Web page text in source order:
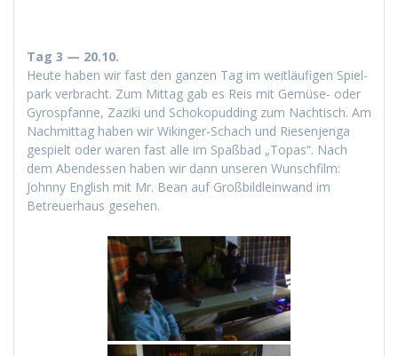
Tag 3 — 20.10.
Heute haben wir fast den ganzen Tag im weitläu­fi­gen Spiel­
park ver­bracht. Zum Mit­tag gab es Reis mit Gemüse- oder
Gyrosp­fanne, Zazi­ki und Schokop­ud­ding zum Nachtisch. Am
Nach­mit­tag haben wir Wikinger-Schach und Riesen­jen­ga
gespielt oder waren fast alle im Spaßbad „Topas“. Nach
dem Aben­dessen haben wir dann unseren Wun­schfilm:
John­ny Eng­lish mit Mr. Bean auf Groß­bildlein­wand im
Betreuer­haus gesehen.